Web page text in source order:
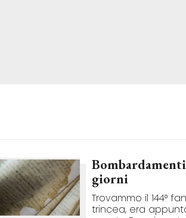
giorni
Trovammo il 144°
trincea, era